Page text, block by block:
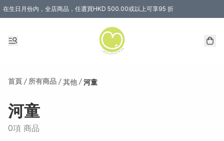
在生日月份内，全店商品，任選買HKD 500.00或以上可享95 折
首頁 / 所有商品 / 其他 / 河童
河童
0項 商品